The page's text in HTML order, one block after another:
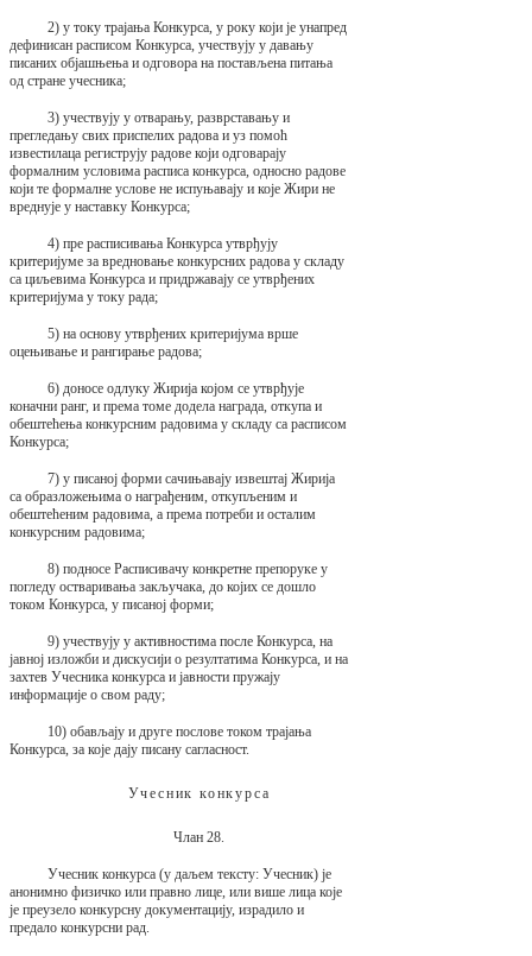
2) у току трајања Конкурса, у року који је унапред
дефинисан расписом Конкурса, учествују у давању
писаних објашњења и одговора на постављена питања
од стране учесника;
3) учествују у отварању, разврставању и
прегледању свих приспелих радова и уз помоћ
известилаца региструју радове који одговарају
формалним условима расписа конкурса, односно радове
који те формалне услове не испуњавају и које Жири не
вреднује у наставку Конкурса;
4) пре расписивања Конкурса утврђују
критеријуме за вредновање конкурсних радова у складу
са циљевима Конкурса и придржавају се утврђених
критеријума у току рада;
5) на основу утврђених критеријума врше
оцењивање и рангирање радова;
6) доносе одлуку Жирија којом се утврђује
коначни ранг, и према томе додела награда, откупа и
обештећења конкурсним радовима у складу са расписом
Конкурса;
7) у писаној форми сачињавају извештај Жирија
са образложењима о награђеним, откупљеним и
обештећеним радовима, а према потреби и осталим
конкурсним радовима;
8) подносе Расписивачу конкретне препоруке у
погледу остваривања закључака, до којих се дошло
током Конкурса, у писаној форми;
9) учествују у активностима после Конкурса, на
јавној изложби и дискусији о резултатима Конкурса, и на
захтев Учесника конкурса и јавности пружају
информације о свом раду;
10) обављају и друге послове током трајања
Конкурса, за које дају писану сагласност.
Учесник конкурса
Члан 28.
Учесник конкурса (у даљем тексту: Учесник) је
анонимно физичко или правно лице, или више лица које
је преузело конкурсну документацију, израдило и
предало конкурсни рад.